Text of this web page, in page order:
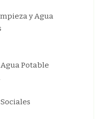
y Agua
Potable